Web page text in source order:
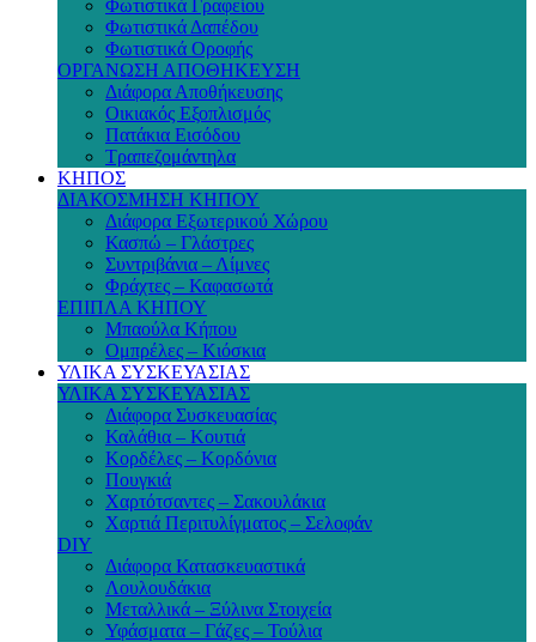
Φωτιστικά Γραφείου
Φωτιστικά Δαπέδου
Φωτιστικά Οροφής
ΟΡΓΑΝΩΣΗ ΑΠΟΘΗΚΕΥΣΗ
Διάφορα Αποθήκευσης
Οικιακός Εξοπλισμός
Πατάκια Εισόδου
Τραπεζομάντηλα
ΚΗΠΟΣ
ΔΙΑΚΟΣΜΗΣΗ ΚΗΠΟΥ
Διάφορα Εξωτερικού Χώρου
Κασπώ – Γλάστρες
Συντριβάνια – Λίμνες
Φράχτες – Καφασωτά
ΕΠΙΠΛΑ ΚΗΠΟΥ
Μπαούλα Κήπου
Ομπρέλες – Κιόσκια
ΥΛΙΚΑ ΣΥΣΚΕΥΑΣΙΑΣ
ΥΛΙΚΑ ΣΥΣΚΕΥΑΣΙΑΣ
Διάφορα Συσκευασίας
Καλάθια – Κουτιά
Κορδέλες – Κορδόνια
Πουγκιά
Χαρτότσαντες – Σακουλάκια
Χαρτιά Περιτυλίγματος – Σελοφάν
DIY
Διάφορα Κατασκευαστικά
Λουλουδάκια
Μεταλλικά – Ξύλινα Στοιχεία
Υφάσματα – Γάζες – Τούλια